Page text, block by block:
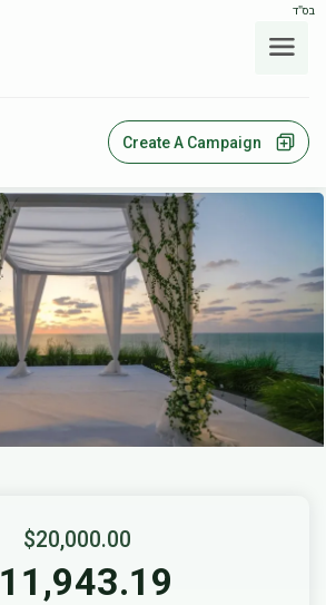
בס"ד
Create A Campaign
$20,000.00
11,943.19